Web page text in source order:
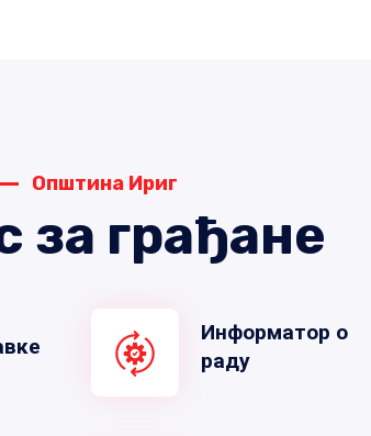
Општина Ириг
за грађане
Информатор о
раду